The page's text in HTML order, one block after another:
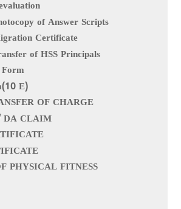
of Answer Scripts
Certificate
of HSS Principals
E)
OF CHARGE
DA CLAIM
PHYSICAL FITNESS